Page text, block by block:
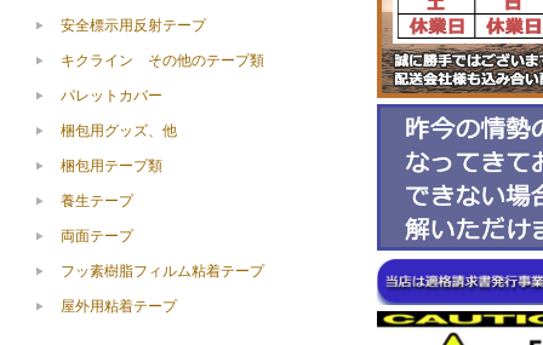
安全標示用反射テープ
キクライン その他のテープ類
パレットカバー
梱包用グッズ、他
梱包用テープ類
養生テープ
両面テープ
フッ素樹脂フィルム粘着テープ
屋外用粘着テープ